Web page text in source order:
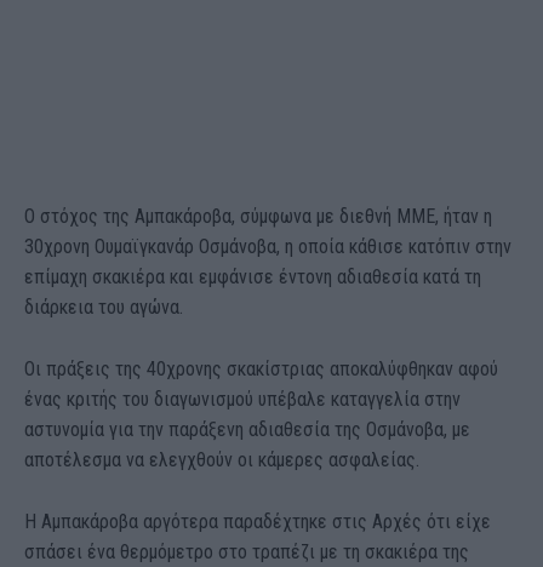
Ο στόχος της Αμπακάροβα, σύμφωνα με διεθνή ΜΜΕ, ήταν η
30χρονη Ουμαϊγκανάρ Οσμάνοβα, η οποία κάθισε κατόπιν στην
επίμαχη σκακιέρα και εμφάνισε έντονη αδιαθεσία κατά τη
διάρκεια του αγώνα.
Οι πράξεις της 40χρονης σκακίστριας αποκαλύφθηκαν αφού
ένας κριτής του διαγωνισμού υπέβαλε καταγγελία στην
αστυνομία για την παράξενη αδιαθεσία της Οσμάνοβα, με
αποτέλεσμα να ελεγχθούν οι κάμερες ασφαλείας.
Η Αμπακάροβα αργότερα παραδέχτηκε στις Αρχές ότι είχε
σπάσει ένα θερμόμετρο στο τραπέζι με τη σκακιέρα της